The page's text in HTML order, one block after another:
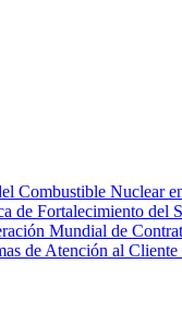
Combustible Nuclear
de Fortalecimiento del
Mundial de
de Atención al